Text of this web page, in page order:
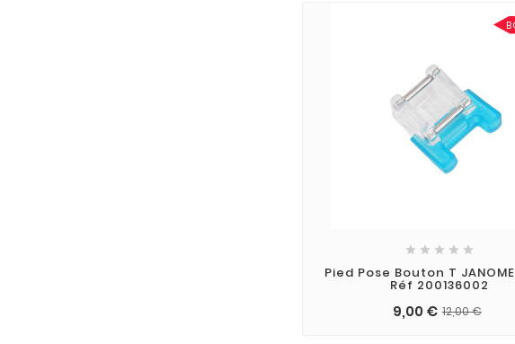
    
Pied Pose Bouton T
Réf 200136002
9,00 € 12,00 €